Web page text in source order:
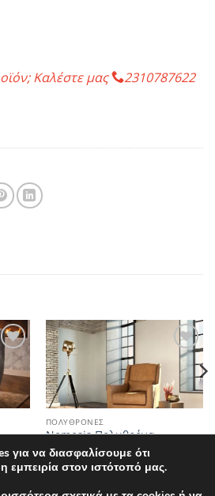
Καλέστε μας 2310787622
Αγαπημένο
ΠΟΛΥΘΡΌΝΕΣ
Nemesis Πολυθρόνα
Σαλονιού
για να διασφαλίσουμε ότι
εμπειρία στον ιστότοπό μας.